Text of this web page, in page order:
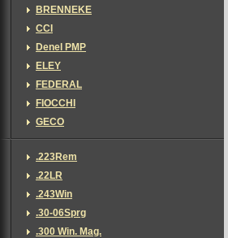
BRENNEKE
CCI
Denel PMP
ELEY
FEDERAL
FIOCCHI
GECO
.223Rem
.22LR
.243Win
.30-06Sprg
.300 Win. Mag.